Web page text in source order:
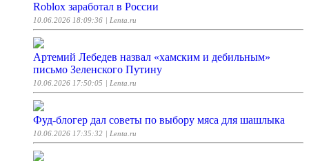
Roblox заработал в России
10.06.2026 18:09:36 | Lenta.ru
Артемий Лебедев назвал «хамским и дебильным»
письмо Зеленского Путину
10.06.2026 17:50:05 | Lenta.ru
Фуд-блогер дал советы по выбору мяса для шашлыка
10.06.2026 17:35:32 | Lenta.ru